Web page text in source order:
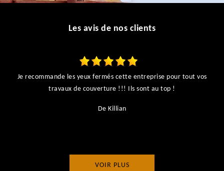
Les avis de nos clients
Je recommande les yeux fermés cette entreprise pour tout vos
travaux de couverture !!! Ils sont au top !
De Killian
VOIR PLUS